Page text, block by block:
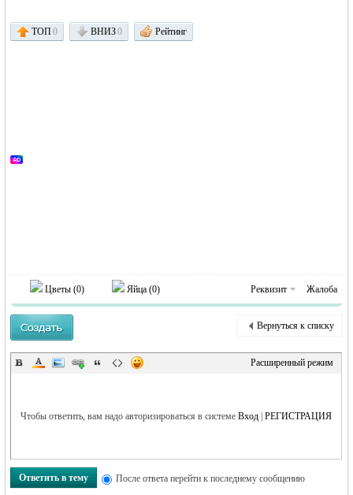
RU
ТОП0 ВНИЗ0 Рейтинг
Цветы (0) Яйца (0) Реквизит Жалоба
Вернуться к списку
Расширенный режим
Чтобы ответить, вам надо авторизироваться в системеВход |РЕГИСТРАЦИЯ
Ответить в тему После ответа перейти к последнему сообщению